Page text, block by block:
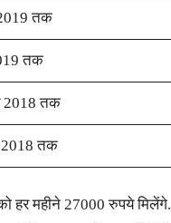
तक
तक
2018 तक
2018 तक
हर महीने 27000 रुपये मिलेंगे.